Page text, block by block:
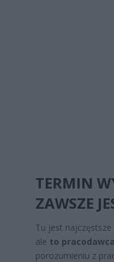
TERMIN
ZAWSZE
Tu jest
ale to
porozumieniu z